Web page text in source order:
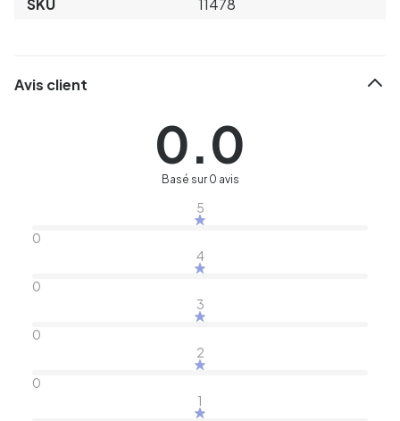
SKU
11478
Avis client
0.0
Basé sur 0 avis
5
0
4
0
3
0
2
0
1